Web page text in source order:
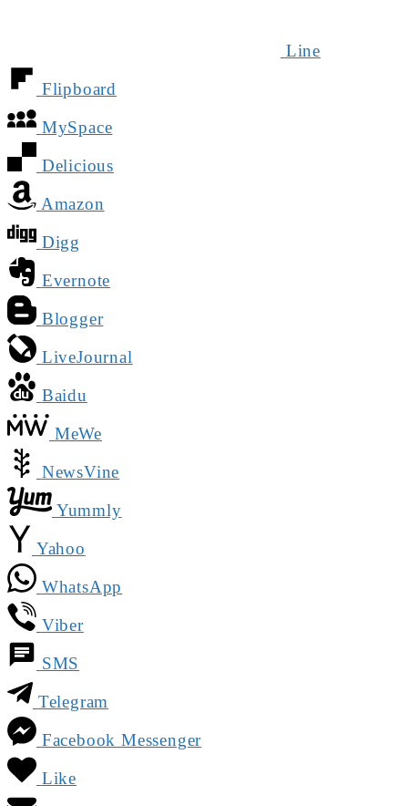
Line
Flipboard
MySpace
Delicious
Amazon
Digg
Evernote
Blogger
LiveJournal
Baidu
MeWe
NewsVine
Yummly
Yahoo
WhatsApp
Viber
SMS
Telegram
Facebook Messenger
Like